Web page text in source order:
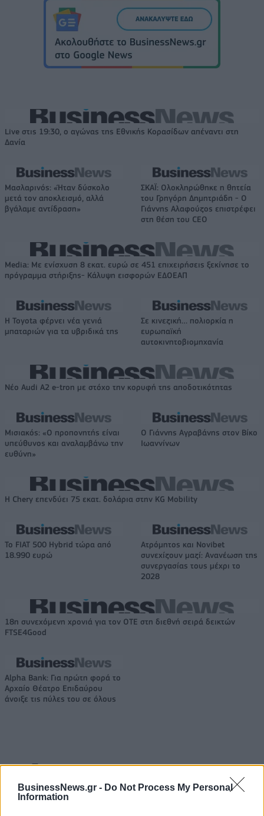
BusinessNews.gr - Do Not Process My Personal
Information
Live στις 19:30, ο αγώνας της Εθνικής Κορασίδων απέναντι στη
Δανία
Μασλαρινός: «Ήταν δύσκολο
μετά τον αποκλεισμό, αλλά
βγάλαμε αντίδραση»
ΣΚΑΪ: Ολοκληρώθηκε η θητεία
του Γρηγόρη Δημητριάδη - Ο
Γιάννης Αλαφούζος επιστρέφει
στη θέση του CEO
Media: Με ενίσχυση 8 εκατ. ευρώ σε 451 επιχειρήσεις ξεκίνησε το
πρόγραμμα στήριξης- Κάλυψη εισφορών ΕΔΟΕΑΠ
Η Toyota φέρνει νέα γενιά
μπαταριών για τα υβριδικά της
Σε κινεζική… πολιορκία η
ευρωπαϊκή
αυτοκινητοβιομηχανία
Νέο Audi A2 e-tron με στόχο την κορυφή της αποδοτικότητας
Μισιακός: «Ο προπονητής είναι
υπεύθυνος και αναλαμβάνω την
ευθύνη»
Ο Γιάννης Αγραβάνης στον Βίκο
Ιωαννίνων
Η Chery επενδύει 75 εκατ. δολάρια στην KG Mobility
Το FIAT 500 Hybrid τώρα από
18.990 ευρώ
Ατρόμητος και Novibet
συνεχίζουν μαζί: Ανανέωση της
συνεργασίας τους μέχρι το
2028
18η συνεχόμενη χρονιά για τον ΟΤΕ στη διεθνή σειρά δεικτών
FTSE4Good
Alpha Bank: Για πρώτη φορά το
Αρχαίο Θέατρο Επιδαύρου
άνοιξε τις πύλες του σε όλους
ΠΕΡΙΣΣΌΤΕΡΑ ΣΕ ΑΥΤΉ ΤΗΝ ΚΑΤΗΓΟΡΊΑ